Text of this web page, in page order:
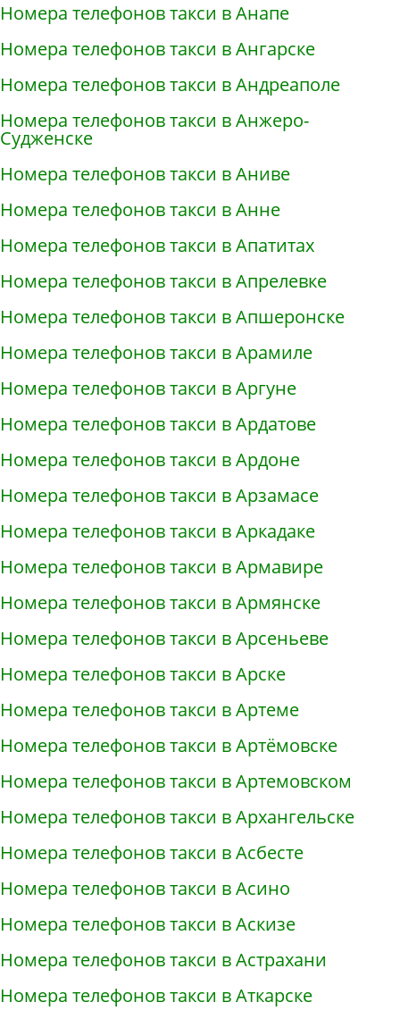
Номера телефонов такси в Анапе
Номера телефонов такси в Ангарске
Номера телефонов такси в Андреаполе
Номера телефонов такси в Анжеро-
Судженске
Номера телефонов такси в Аниве
Номера телефонов такси в Анне
Номера телефонов такси в Апатитах
Номера телефонов такси в Апрелевке
Номера телефонов такси в Апшеронске
Номера телефонов такси в Арамиле
Номера телефонов такси в Аргуне
Номера телефонов такси в Ардатове
Номера телефонов такси в Ардоне
Номера телефонов такси в Арзамасе
Номера телефонов такси в Аркадаке
Номера телефонов такси в Армавире
Номера телефонов такси в Армянске
Номера телефонов такси в Арсеньеве
Номера телефонов такси в Арске
Номера телефонов такси в Артеме
Номера телефонов такси в Артёмовске
Номера телефонов такси в Артемовском
Номера телефонов такси в Архангельске
Номера телефонов такси в Асбесте
Номера телефонов такси в Асино
Номера телефонов такси в Аскизе
Номера телефонов такси в Астрахани
Номера телефонов такси в Аткарске